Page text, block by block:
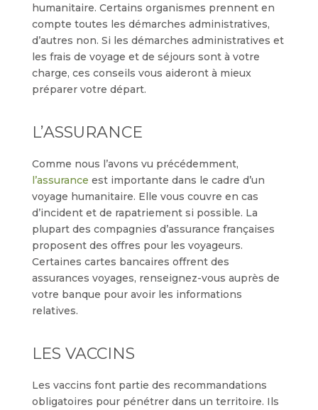
humanitaire. Certains organismes prennent en
compte toutes les démarches administratives,
d’autres non. Si les démarches administratives et
les frais de voyage et de séjours sont à votre
charge, ces conseils vous aideront à mieux
préparer votre départ.
L’ASSURANCE
Comme nous l’avons vu précédemment,
l’assurance est importante dans le cadre d’un
voyage humanitaire. Elle vous couvre en cas
d’incident et de rapatriement si possible. La
plupart des compagnies d’assurance françaises
proposent des offres pour les voyageurs.
Certaines cartes bancaires offrent des
assurances voyages, renseignez-vous auprès de
votre banque pour avoir les informations
relatives.
LES VACCINS
Les vaccins font partie des recommandations
obligatoires pour pénétrer dans un territoire. Ils